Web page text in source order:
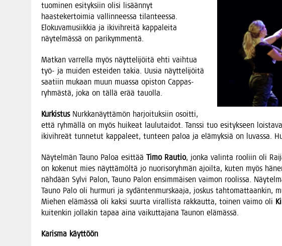
tuo­mi­nen esi­tyk­siin oli­si lisään­nyt
haas­te­ker­toi­mia val­lin­nees­sa tilan­tees­sa.
Elo­ku­va­musiik­kia ja iki­vih­rei­tä kap­pa­lei­ta
näy­tel­mäs­sä on parikymmentä.
Mat­kan var­rel­la myös näyt­te­li­jöi­tä ehti vaih­tua
työ- ja mui­den estei­den takia. Uusia näyt­te­li­jöi­tä
saa­tiin mukaan muun muas­sa opis­ton Cap­pas-
ryh­mäs­tä, joka on täl­lä erää tauolla.
Kur­kis­tusNurk­ka­näyt­tä­mön har­joi­tuk­siin osoit­ti,
että ryh­mäl­lä on myös hui­keat lau­lu­tai­dot. Tans­si tuo esi­tyk­seen
iki­vih­reät tun­ne­tut kap­pa­leet, tun­teen paloa ja elä­myk­siä on luvas­sa.
Näy­tel­män Tau­no Paloa esit­tää Timo Rau­tio, jon­ka valin­ta roo­liin oli
on koke­nut mies näyt­tä­möl­tä jo nuo­ri­so­ryh­män ajoil­ta, kuten myös
näh­dään Syl­vi Palon, Tau­no Palon ensim­mäi­sen vai­mon roo­lis­sa.
Tau­no Palo oli hur­mu­ri ja sydän­ten­murs­kaa­ja, jos­kus tah­to­mat­taan­kin,
Mie­hen elä­mäs­sä oli kak­si suur­ta viral­lis­ta rak­kaut­ta, toi­nen vai­mo oli
kui­ten­kin jol­la­kin tapaa aina vai­kut­ta­ja­na Tau­non elämässä.
Karis­ma käyttöön